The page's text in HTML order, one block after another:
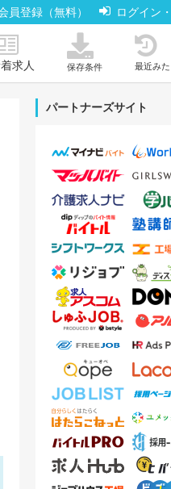
員登録（無料） ログイン
求人 保存条件 最近みた
パートナーズサイト